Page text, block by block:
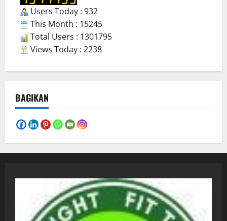
Users Today : 932
This Month : 15245
Total Users : 1301795
Views Today : 2238
BAGIKAN